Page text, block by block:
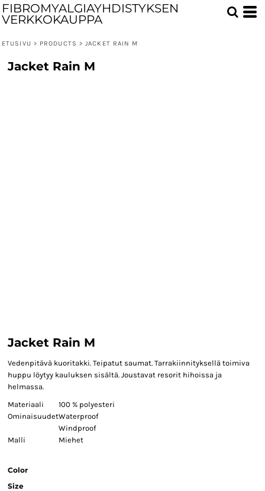
FIBROMYALGIAYHDISTYKSEN
VERKKOKAUPPA
ETUSIVU > PRODUCTS > JACKET RAIN M
Jacket Rain M
Jacket Rain M
Vedenpitävä kuoritakki. Teipatut saumat. Tarrakiinnityksellä toimiva
huppu löytyy kauluksen sisältä. Joustavat resorit hihoissa ja
helmassa.
Materiaali
100 % polyesteri
OminaisuudetWaterproof
Windproof
Malli
Miehet
Color
Size